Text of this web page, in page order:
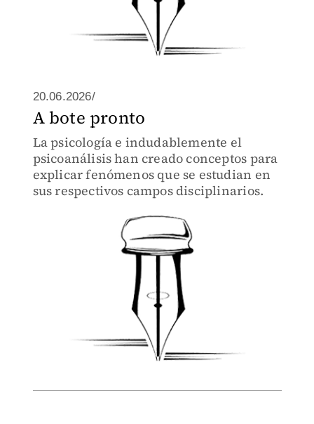
20.06.2026/
A bote pronto
La psicología e indudablemente el
psicoanálisis han creado conceptos para
explicar fenómenos que se estudian en
sus respectivos campos disciplinarios.